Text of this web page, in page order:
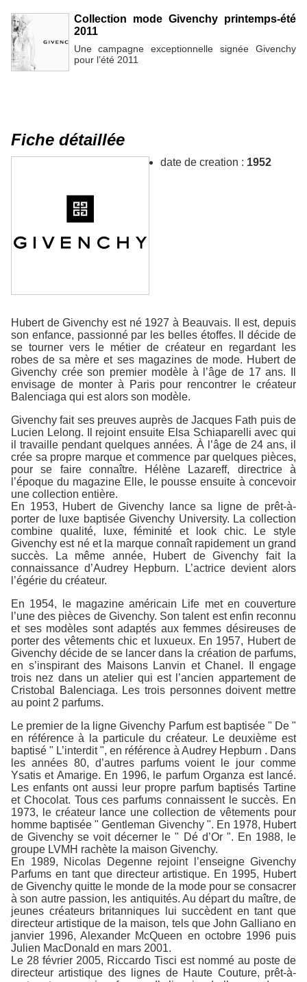
Collection mode Givenchy printemps-été
2011
Une campagne exceptionnelle signée Givenchy
pour l’été 2011
Fiche détaillée
date de creation : 1952
Hubert de Givenchy est né 1927 à Beauvais. Il est, depuis
son enfance, passionné par les belles étoffes. Il décide de
se tourner vers le métier de créateur en regardant les
robes de sa mère et ses magazines de mode. Hubert de
Givenchy crée son premier modèle à l’âge de 17 ans. Il
envisage de monter à Paris pour rencontrer le créateur
Balenciaga qui est alors son modèle.
Givenchy fait ses preuves auprès de Jacques Fath puis de
Lucien Lelong. Il rejoint ensuite Elsa Schiaparelli avec qui
il travaille pendant quelques années. À l’âge de 24 ans, il
crée sa propre marque et commence par quelques pièces,
pour se faire connaître. Hélène Lazareff, directrice à
l’époque du magazine Elle, le pousse ensuite à concevoir
une collection entière.
En 1953, Hubert de Givenchy lance sa ligne de prêt-à-
porter de luxe baptisée Givenchy University. La collection
combine qualité, luxe, féminité et look chic. Le style
Givenchy est né et la marque connaît rapidement un grand
succès. La même année, Hubert de Givenchy fait la
connaissance d’Audrey Hepburn. L’actrice devient alors
l’égérie du créateur.
En 1954, le magazine américain Life met en couverture
l’une des pièces de Givenchy. Son talent est enfin reconnu
et ses modèles sont adaptés aux femmes désireuses de
porter des vêtements chic et luxueux. En 1957, Hubert de
Givenchy décide de se lancer dans la création de parfums,
en s’inspirant des Maisons Lanvin et Chanel. Il engage
trois nez dans un atelier qui est l’ancien appartement de
Cristobal Balenciaga. Les trois personnes doivent mettre
au point 2 parfums.
Le premier de la ligne Givenchy Parfum est baptisée " De "
en référence à la particule du créateur. Le deuxième est
baptisé " L’interdit ", en référence à Audrey Hepburn . Dans
les années 80, d’autres parfums voient le jour comme
Ysatis et Amarige. En 1996, le parfum Organza est lancé.
Les enfants ont aussi leur propre parfum baptisés Tartine
et Chocolat. Tous ces parfums connaissent le succès. En
1973, le créateur lance une collection de vêtements pour
homme baptisée " Gentleman Givenchy ". En 1978, Hubert
de Givenchy se voit décerner le " Dé d’Or ". En 1988, le
groupe LVMH rachète la maison Givenchy.
En 1989, Nicolas Degenne rejoint l’enseigne Givenchy
Parfums en tant que directeur artistique. En 1995, Hubert
de Givenchy quitte le monde de la mode pour se consacrer
à son autre passion, les antiquités. Au départ du maître, de
jeunes créateurs britanniques lui succèdent en tant que
directeur artistique de la maison, tels que John Galliano en
janvier 1996, Alexander McQueen en octobre 1996 puis
Julien MacDonald en mars 2001.
Le 28 février 2005, Riccardo Tisci est nommé au poste de
directeur artistique des lignes de Haute Couture, prêt-à-